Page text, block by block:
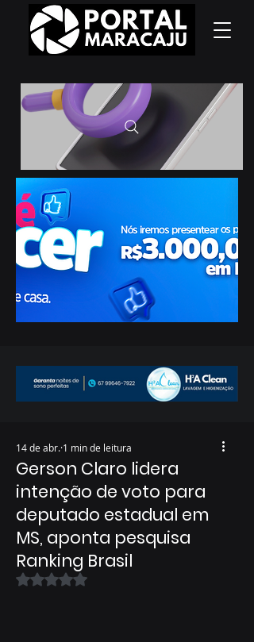
Gerson Claro lidera
intenção de voto para
deputado estadual em
MS, aponta pesquisa
Ranking Brasil
14 de abr. 1 min de leitura
Avaliado com NaN de 5 estrelas.